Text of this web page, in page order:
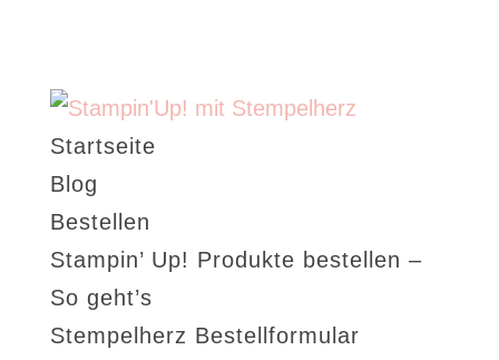
Startseite
Blog
Bestellen
Stampin’ Up! Produkte bestellen –
So geht’s
Stempelherz Bestellformular